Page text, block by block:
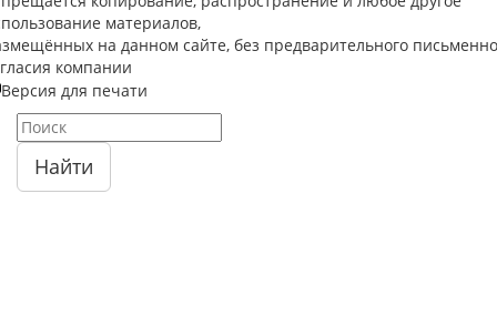
материалов,
на данном сайте, без предварительного
компании
Версия для печати
Найти